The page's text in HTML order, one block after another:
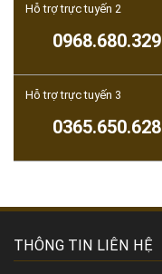
Hỗ trợ trực tuyến 2
0968.680.329
Hỗ trợ trực tuyến 3
0365.650.628
THÔNG TIN LIÊN HỆ